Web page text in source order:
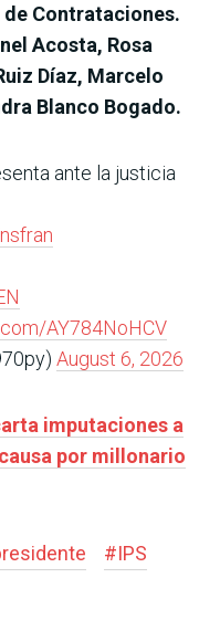
Contrataciones.
Acosta, Rosa
Díaz, Marcelo
Blanco Bogado.
ante la justicia
AY784NoHCV
August 6, 2026
imputaciones a
por millonario
#IPS